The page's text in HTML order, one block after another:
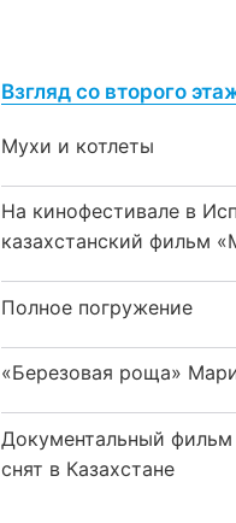
Взгляд со второго
Мухи и котлеты
На кинофестивале в
казахстанский фильм
Полное погружение
«Березовая роща»
Документальный фильм
снят в Казахстане